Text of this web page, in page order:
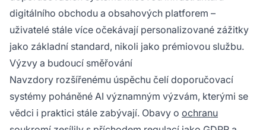
digitálního obchodu a obsahových platforem –
uživatelé stále více očekávají personalizované zážitky
jako základní standard, nikoli jako prémiovou službu.
Výzvy a budoucí směřování
Navzdory rozšířenému úspěchu čelí doporučovací
systémy poháněné AI významným výzvám, kterými se
vědci i praktici stále zabývají. Obavy o ochranu